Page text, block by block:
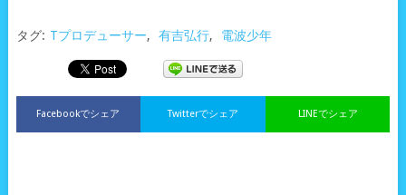
タグ: Tプロデューサー, 有吉弘行, 電波少年
Facebookでシェア LINEでシェア
Twitterでシェア